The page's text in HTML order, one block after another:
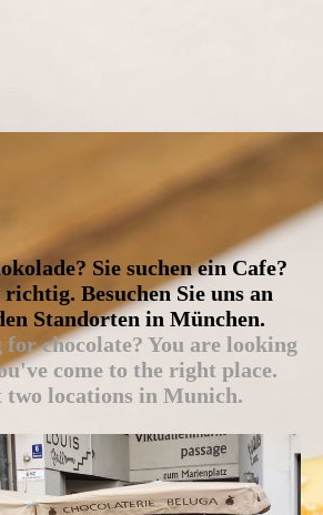
Sie suchen ein Cafe?
Besuchen Sie uns an
Standorten in München.
chocolate? You are looking
come to the right place.
two locations in Munich.